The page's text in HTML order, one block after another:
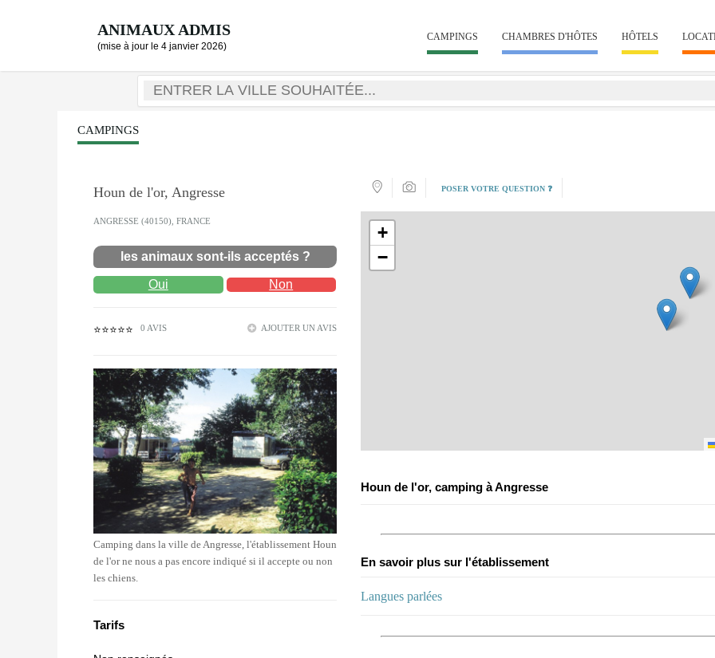
ANIMAUX ADMIS
(mise à jour le 4 janvier 2026)
CAMPINGS CHAMBRES D'HÔTES HÔTELS
CAMPINGS
Houn de l'or, Angresse
ANGRESSE (40150), FRANCE
les animaux sont-ils acceptés ?
Oui Non
⭐⭐⭐⭐⭐ 0 AVIS AJOUTER UN AVIS
Camping dans la ville de Angresse, l'établissement Houn
de l'or ne nous a pas encore indiqué si il accepte ou non
les chiens.
Tarifs
POSER VOTRE QUESTION ❓
+
−
Houn de l'or, camping à Angresse
En savoir plus sur l'établissement
Langues parlées